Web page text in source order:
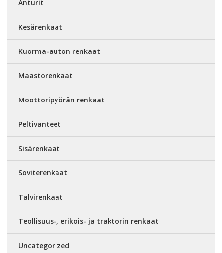
Anturit
Kesärenkaat
Kuorma-auton renkaat
Maastorenkaat
Moottoripyörän renkaat
Peltivanteet
Sisärenkaat
Soviterenkaat
Talvirenkaat
Teollisuus-, erikois- ja traktorin renkaat
Uncategorized